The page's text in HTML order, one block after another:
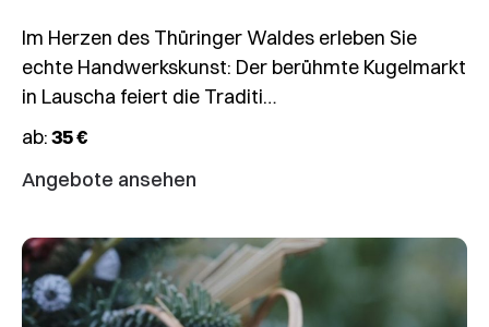
Im Herzen des Thüringer Waldes erleben Sie
echte Handwerkskunst: Der berühmte Kugelmarkt
in Lauscha feiert die Traditi…
ab:35 €
Angebote ansehen